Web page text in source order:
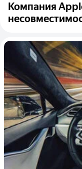
Компания